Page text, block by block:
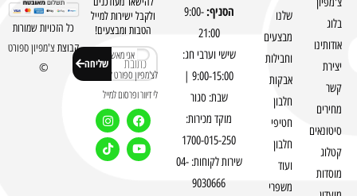
בלוג
אודותינו
יצירת
קשר
מחירים
סיטונאים
קטלוג
מוסדות
שלנו
מבצעים
וחבילות
אבקות
חלבון
חטיפי
חלבון
ועוד
משפרי
הסניף:9:00-
21:00
שישי וערבי חג:
9:00-15:00 |
שבת: סגור
מוקד מכירות:
1700-015-250
שירות לקוחות: 04-
9030666
ולקבל ישירות למייל
הטבות ומבצעים!
אני מאשר
לצ'מפיון ספורט לשלוח
לי דיוור ופרסום למייל
שליחה
כל הזכויות שמורות
קבוצתצ'מפיון ספורט
©